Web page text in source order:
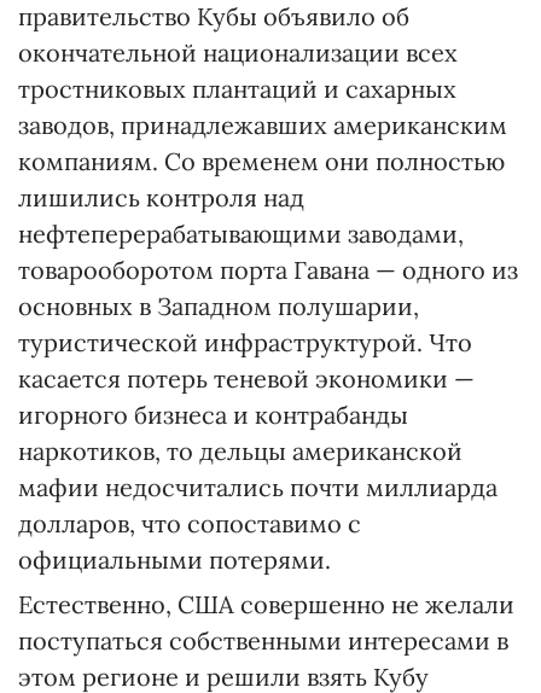
правительство Кубы объявило об
окончательной национализации всех
тростниковых плантаций и сахарных
заводов, принадлежавших американским
компаниям. Со временем они полностью
лишились контроля над
нефтеперерабатывающими заводами,
товарооборотом порта Гавана — одного из
основных в Западном полушарии,
туристической инфраструктурой. Что
касается потерь теневой экономики —
игорного бизнеса и контрабанды
наркотиков, то дельцы американской
мафии недосчитались почти миллиарда
долларов, что сопоставимо с
официальными потерями.
Естественно, США совершенно не желали
поступаться собственными интересами в
этом регионе и решили взять Кубу